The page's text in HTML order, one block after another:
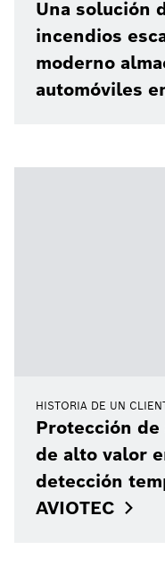
Una solución
incendios
moderno
automóviles
HISTORIA DE UN
Protección
de alto valor
detección
AVIOTEC